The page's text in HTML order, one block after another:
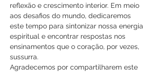
reflexão e crescimento interior. Em meio
aos desafios do mundo, dedicaremos
este tempo para sintonizar nossa energia
espiritual e encontrar respostas nos
ensinamentos que o coração, por vezes,
sussurra.
Agradecemos por compartilharem este